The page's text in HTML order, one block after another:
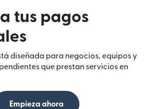
tus pagos
diseñada para negocios, equipos y
que prestan servicios en
Empieza ahora